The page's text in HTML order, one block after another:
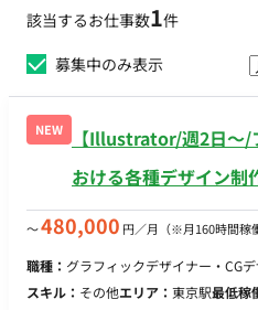
該当するお仕事数1件
募集中のみ表示
NEW
【Illustrator/週2日〜/
おける各種デザイン制
〜480,000 円／月 （※月160時間稼
職種： グラフィックデザイナー・CG
スキル： その他エリア： 東京駅最低稼